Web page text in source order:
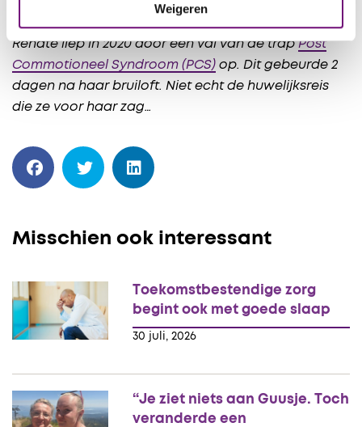
Weigeren
Renate liep in 2020 door een val van de trapPost
Commotioneel Syndroom (PCS) op. Dit gebeurde 2
dagen na haar bruiloft. Niet echt de huwelijksreis
die ze voor haar zag…
Misschien ook interessant
30 juli, 2026
Toekomstbestendige zorg
begint ook met goede slaap
“Je ziet niets aan Guusje. Toch
veranderde een